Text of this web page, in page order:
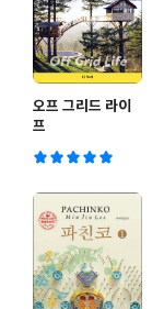
오프 그리드 라이
프